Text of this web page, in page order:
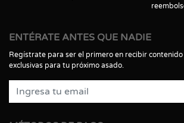
ENTÉRATE ANTES QUE NADIE
Regístrate para ser el primero en recibir
exclusivas para tu próximo asado.